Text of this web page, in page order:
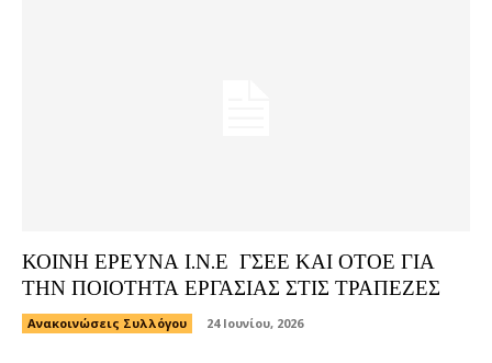
ΚΟΙΝΗ ΕΡΕΥΝΑ Ι.Ν.Ε ΓΣΕΕ ΚΑΙ ΟΤΟΕ ΓΙΑ
ΤΗΝ ΠΟΙΟΤΗΤΑ ΕΡΓΑΣΙΑΣ ΣΤΙΣ ΤΡΑΠΕΖΕΣ
Ανακοινώσεις Συλλόγου 24 Ιουνίου, 2026